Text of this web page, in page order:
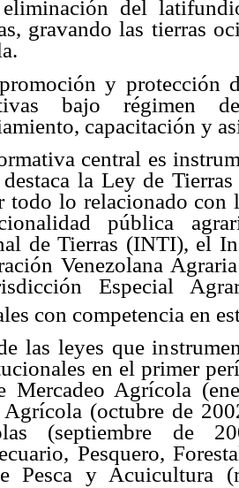
del
gravando las tierras
y protección
bajo régimen
capacitación y
central es
destaca la Ley de
todo lo relacionado con
pública
de Tierras (INTI), el
Venezolana
Especial
con competencia en
las leyes que
en el primer
Mercadeo Agrícola
Agrícola (octubre de
(septiembre de
Pesquero,
Pesca y Acuicultura